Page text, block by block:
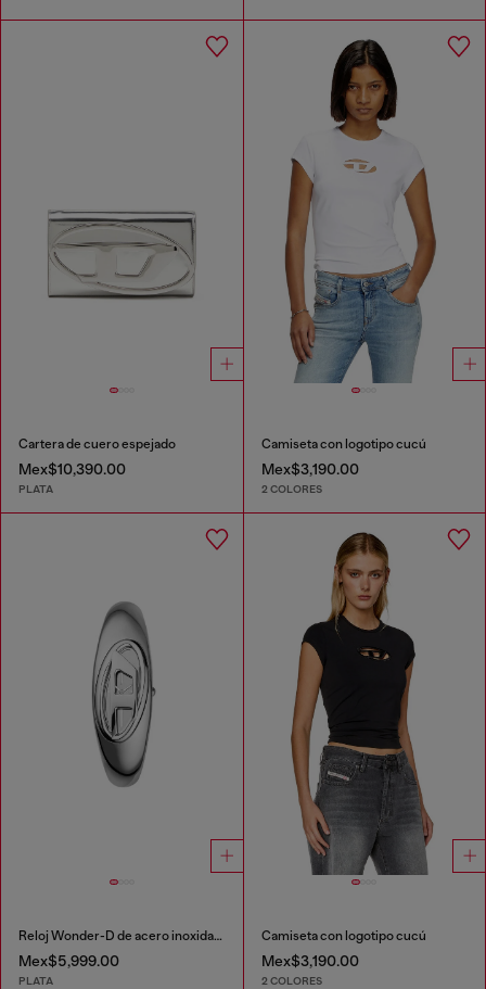
Cartera de cuero espejado
Mex$10,390.00
PLATA
Camiseta con logotipo cucú
Mex$3,190.00
2 COLORES
Reloj Wonder-D de acero inoxidable con movimiento de dos agujas
Mex$5,999.00
PLATA
Camiseta con logotipo cucú
Mex$3,190.00
2 COLORES